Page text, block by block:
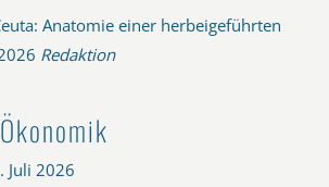
Anatomie einer herbeigeführten
Redaktion
Juli 2026